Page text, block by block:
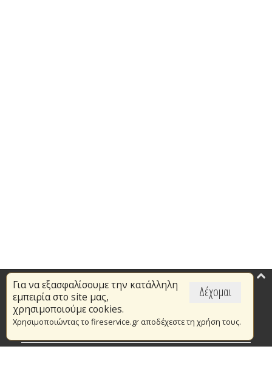
Δέχομαι
Για να εξασφαλίσουμε την κατάλληλη
εμπειρία στο site μας,
χρησιμοποιούμε cookies.
Χρησιμοποιώντας το fireservice.gr αποδέχεστε τη χρήση τους.
Επικαιρότητα
Το Πυροσβεστικό Σώμα